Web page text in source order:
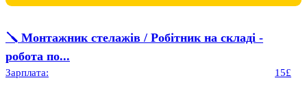
🪛 Монтажник стелажів / Робітник на складі -
робота по...
Зарплата: 15£